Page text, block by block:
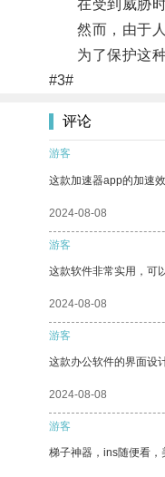
在受到威胁时
然而，由于人
为了保护这种
#3#
评论
游客
这款加速器app的加速
2024-08-08
游客
这款软件非常实用，可
2024-08-08
游客
这款办公软件的界面设
2024-08-08
游客
梯子神器，ins随便看，